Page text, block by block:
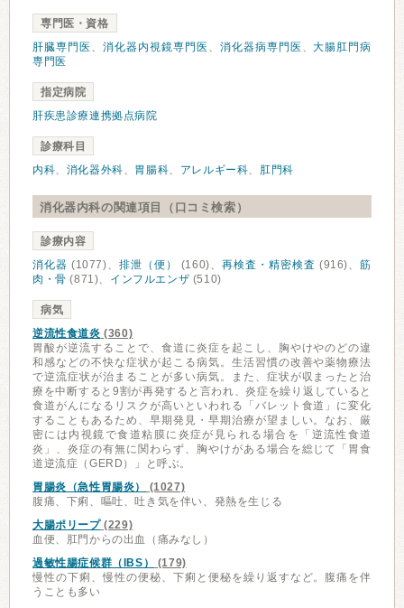
専門医・資格
肝臓専門医 、 消化器内視鏡専門医 、 消化器病専門医 、大腸肛門病
専門医
指定病院
肝疾患診療連携拠点病院
診療科目
内科、 消化器外科、 胃腸科、 アレルギー科、 肛門科
消化器内科の関連項目（口コミ検索）
診療内容
消化器 (1077)、 排泄（便） (160)、再検査・精密検査 (916)、筋
肉・骨 (871)、 インフルエンザ (510)
病気
逆流性食道炎 (360)
胃酸が逆流することで、食道に炎症を起こし、胸やけやのどの違
和感などの不快な症状が起こる病気。生活習慣の改善や薬物療法
で逆流症状が治まることが多い病気。また、症状が収まったと治
療を中断すると9割が再発すると言われ、炎症を繰り返していると
食道がんになるリスクが高いといわれる「バレット食道」に変化
することもあるため、早期発見・早期治療が望ましい。なお、厳
密には内視鏡で食道粘膜に炎症が見られる場合を「逆流性食道
炎」、炎症の有無に関わらず、胸やけがある場合を総じて「胃食
道逆流症（GERD）」と呼ぶ。
胃腸炎（急性胃腸炎）
(1027)
腹痛、下痢、嘔吐、吐き気を伴い、発熱を生じる
大腸ポリープ(229)
血便、肛門からの出血（痛みなし）
過敏性腸症候群（IBS）
(179)
慢性の下痢、慢性の便秘、下痢と便秘を繰り返すなど。腹痛を伴
うことも多い